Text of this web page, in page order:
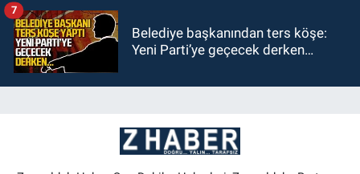
Belediye başkanından ters köşe:
Yeni Parti’ye geçecek derken…
7